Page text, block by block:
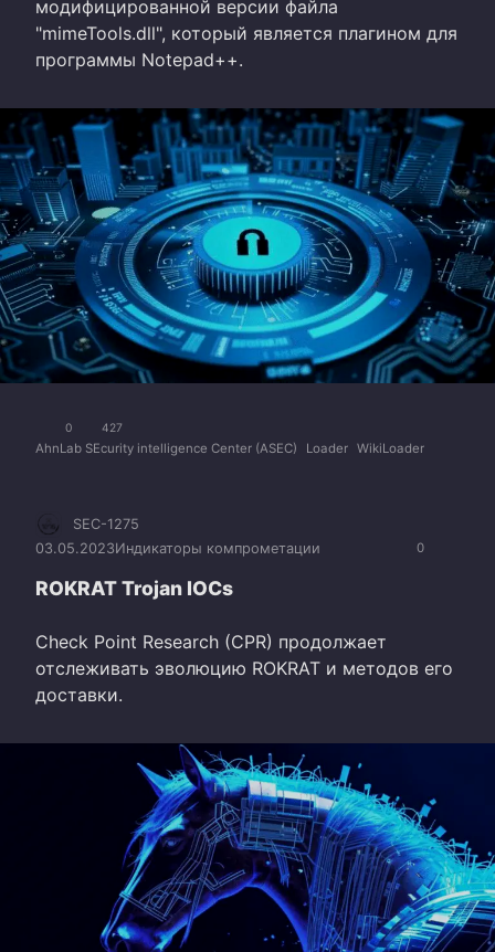
модифицированной версии файла
"mimeTools.dll", который является плагином для
программы Notepad++.
0 427
AhnLab SEcurity intelligence Center (ASEC) Loader WikiLoader
0
SEC-1275
03.05.2023Индикаторы компрометации
ROKRAT Trojan IOCs
Check Point Research (CPR) продолжает
отслеживать эволюцию ROKRAT и методов его
доставки.